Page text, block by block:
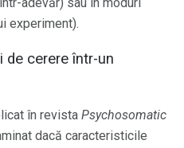
experiment).
de cerere într-un
în revista Psychosomatic
dacă caracteristicile